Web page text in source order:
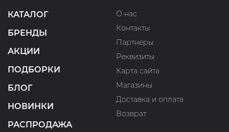
КАТАЛОГ
БРЕНДЫ
АКЦИИ
ПОДБОРКИ
БЛОГ
НОВИНКИ
РАСПРОДАЖА
О нас
Контакты
Партнеры
Реквизиты
Карта сайта
Магазины
Доставка и оплата
Возврат